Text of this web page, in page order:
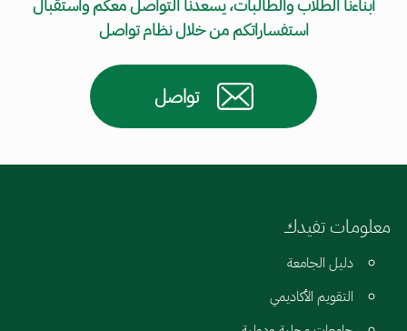
استفساراتكم من خلال نظام تواصل
تواصل
معلومات تفيدك
دليل الجامعة
التقويم الأكاديمي